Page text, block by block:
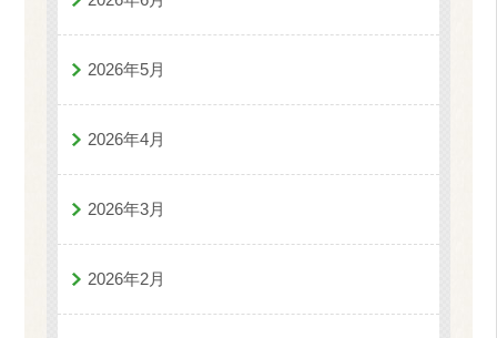
2026年5月
2026年4月
2026年3月
2026年2月